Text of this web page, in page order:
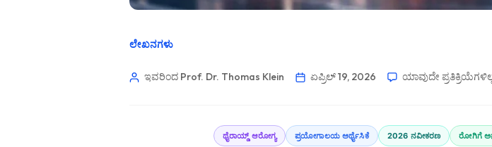
ಲೇಖನಗಳು
ಇವರಿಂದ Prof. Dr. Thomas Klein ಏಪ್ರಿಲ್ 19, 2026 ಯಾವುದೇ
ಥೈರಾಯ್ಡ್ ಆರೋಗ್ಯ ಪ್ರಯೋಗಾಲಯ ಅರ್ಥೈಸಿಕೆ 2026 ನವೀಕರಣ ರೋಗಿಗೆ